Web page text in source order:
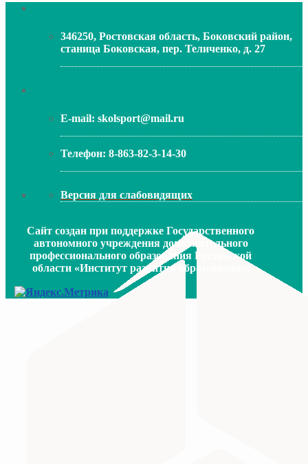
МИНИСТЕРСТВО ПРОСВЕЩЕНИЯ
346250, Ростовская область, Боковский район,
станица Боковская, пер. Теличенко, д. 27
E-mail: skolsport@mail.ru
Телефон: 8-863-82-3-14-30
Версия для слабовидящих
Сайт создан при поддержке Государственного
автономного учреждения дополнительного
профессионального образования Ростовской
области «Институт развития образования».